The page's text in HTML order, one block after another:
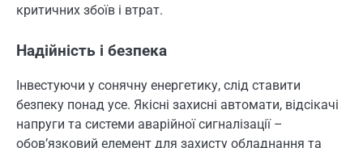
критичних збоїв і втрат.
Надійність і безпека
Інвестуючи у сонячну енергетику, слід ставити
безпеку понад усе. Якісні захисні автомати, відсікачі
напруги та системи аварійної сигналізації –
обов’язковий елемент для захисту обладнання та